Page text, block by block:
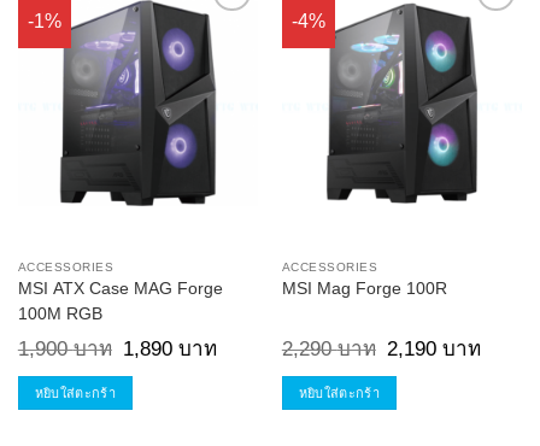
-1%
Add to
Wishlist
ACCESSORIES
MSI ATX Case MAG Forge
100M RGB
1,900บาท
Original
price
was:
1,890 บาทCurrent
price
1,890 บาท.
หยิบใส่ตะกร้า
-4%
Add to
Wishlist
ACCESSORIES
MSI Mag Forge 100R
2,290บาท
Original
price
was:
2,190 บาทCurrent
price
หยิบใส่ตะกร้า